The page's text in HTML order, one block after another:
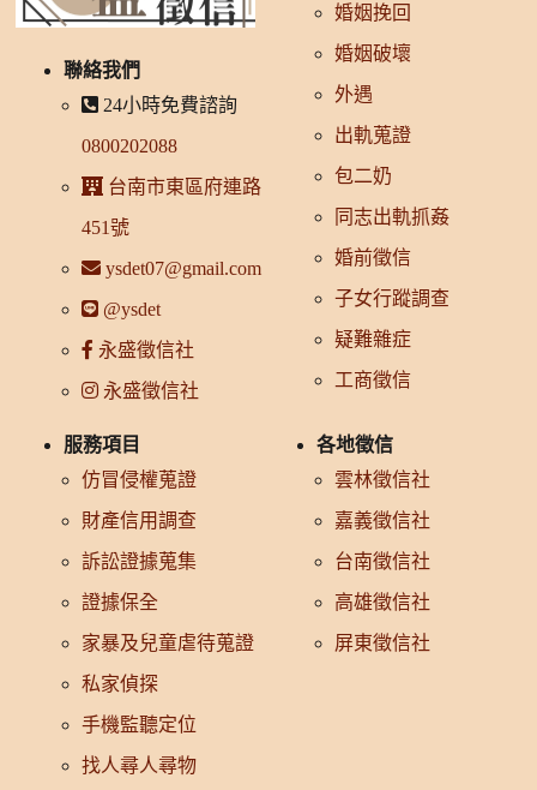
聯絡我們
24小時免費諮詢
0800202088
台南市東區府連路
451號
ysdet07@gmail.com
@ysdet
永盛徵信社
永盛徵信社
婚姻挽回
婚姻破壞
外遇
出軌蒐證
包二奶
同志出軌抓姦
婚前徵信
子女行蹤調查
疑難雜症
工商徵信
服務項目
仿冒侵權蒐證
財產信用調查
訴訟證據蒐集
證據保全
家暴及兒童虐待蒐證
私家偵探
手機監聽定位
找人尋人尋物
各地徵信
雲林徵信社
嘉義徵信社
台南徵信社
高雄徵信社
屏東徵信社